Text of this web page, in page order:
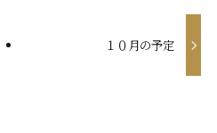
１０月の予定